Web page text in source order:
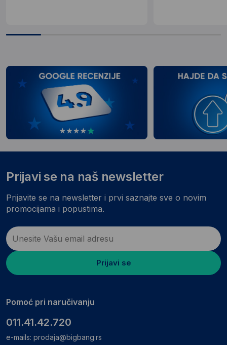
Prijavi se na naš newsletter
Prijavite se na newsletter i prvi saznajte sve o novim
promocijama i popustima.
Prijavi se
Pomoć pri naručivanju
011.41.42.720
e-mails: prodaja@bigbang.rs